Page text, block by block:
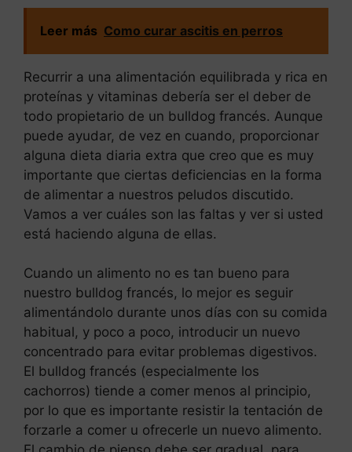
Leer más Como curar ascitis en perros
Recurrir a una alimentación equilibrada y rica en
proteínas y vitaminas debería ser el deber de
todo propietario de un bulldog francés. Aunque
puede ayudar, de vez en cuando, proporcionar
alguna dieta diaria extra que creo que es muy
importante que ciertas deficiencias en la forma
de alimentar a nuestros peludos discutido.
Vamos a ver cuáles son las faltas y ver si usted
está haciendo alguna de ellas.
Cuando un alimento no es tan bueno para
nuestro bulldog francés, lo mejor es seguir
alimentándolo durante unos días con su comida
habitual, y poco a poco, introducir un nuevo
concentrado para evitar problemas digestivos.
El bulldog francés (especialmente los
cachorros) tiende a comer menos al principio,
por lo que es importante resistir la tentación de
forzarle a comer u ofrecerle un nuevo alimento.